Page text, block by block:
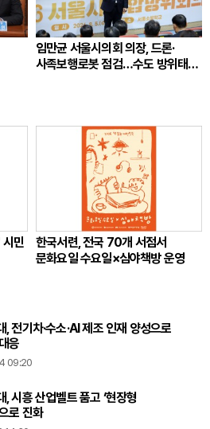
임만균 서울시의회 의장, 드론·
사족보행로봇 점검…수도 방위태세
시민
한국서련, 전국 70개 서점서
문화요일 수요일×심야책방 운영
, 전기차·수소·AI 제조 인재 양성으로
응
09:20
, 시흥 산업벨트 품고 ‘현장형
로 진화